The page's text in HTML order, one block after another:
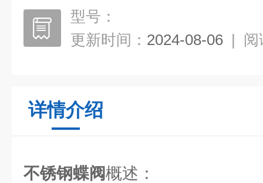
型号：
更新时间： 2024-08-06 | 阅
详情介绍
不锈钢蝶阀概述：